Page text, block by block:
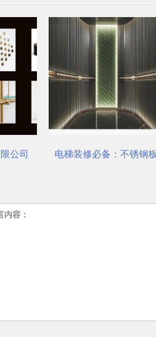
饰
钢板安装与养护要点瑞哈希电梯资讯平台介
内容：